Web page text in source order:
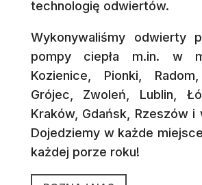
technologię odwiertów.
Wykonywaliśmy odwierty
pompy ciepła m.in. w
Kozienice, Pionki, Radom,
Grójec, Zwoleń, Lublin,
Kraków, Gdańsk, Rzeszów i
Dojedziemy w każde
każdej porze roku!